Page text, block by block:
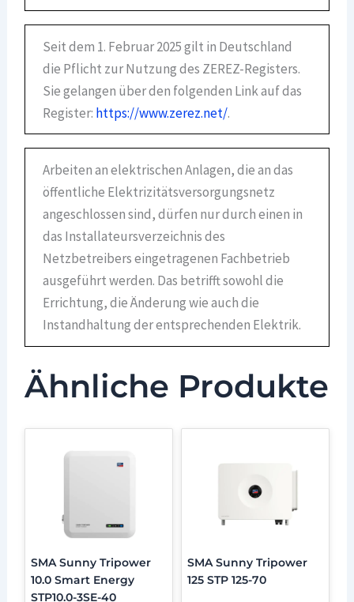
Seit dem 1. Februar 2025 gilt in Deutschland
die Pflicht zur Nutzung des ZEREZ-Registers.
Sie gelangen über den folgenden Link auf das
Register: https://www.zerez.net/.
Arbeiten an elektrischen Anlagen, die an das
öffentliche Elektrizitätsversorgungsnetz
angeschlossen sind, dürfen nur durch einen in
das Installateursverzeichnis des
Netzbetreibers eingetragenen Fachbetrieb
ausgeführt werden. Das betrifft sowohl die
Errichtung, die Änderung wie auch die
Instandhaltung der entsprechenden Elektrik.
Ähnliche Produkte
SMA Sunny Tripower
10.0 Smart Energy
STP10.0-3SE-40
SMA Sunny Tripower
125 STP 125-70